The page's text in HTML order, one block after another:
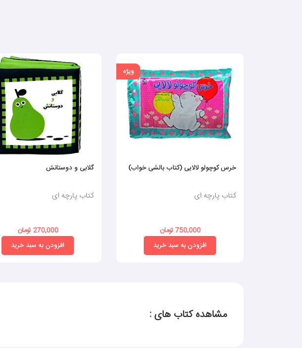
ویژه
خرس کوچولو لالایی (کتاب بالشی خواب)
کتاب پارچه ای
750,000 تومان
افزودن به سبد خرید
گلابی و دوستانش
کتاب پارچه ای
270,000 تومان
افزودن به سبد خرید
مشاهده کتاب های :